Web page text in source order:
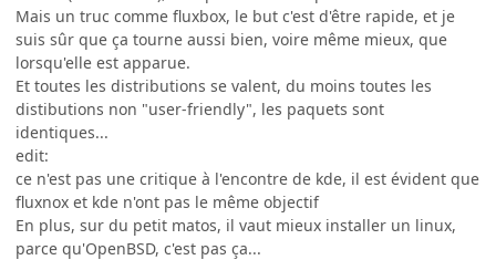
Mais un truc comme fluxbox, le but c'est d'être rapide, et je
suis sûr que ça tourne aussi bien, voire même mieux, que
lorsqu'elle est apparue.
Et toutes les distributions se valent, du moins toutes les
distibutions non "user-friendly", les paquets sont
identiques...
edit:
ce n'est pas une critique à l'encontre de kde, il est évident que
fluxnox et kde n'ont pas le même objectif
En plus, sur du petit matos, il vaut mieux installer un linux,
parce qu'OpenBSD, c'est pas ça...